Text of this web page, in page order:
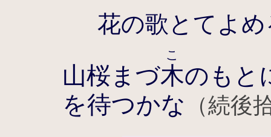
花の歌とてよめ
山桜まづ木
こ
のもと
を待つかな （続後